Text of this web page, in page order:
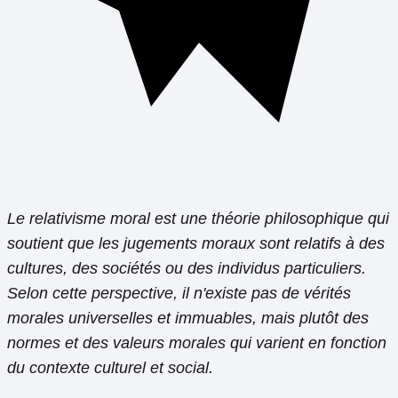
Le relativisme moral est une théorie philosophique qui
soutient que les jugements moraux sont relatifs à des
cultures, des sociétés ou des individus particuliers.
Selon cette perspective, il n'existe pas de vérités
morales universelles et immuables, mais plutôt des
normes et des valeurs morales qui varient en fonction
du contexte culturel et social.